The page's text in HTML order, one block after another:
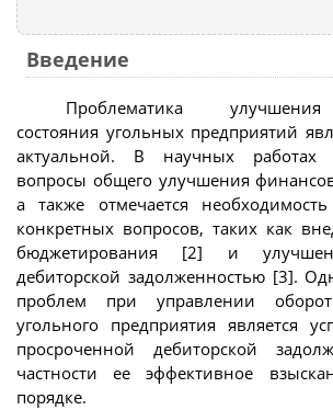
Введение
Проблематика
состояния угольных предприятий
актуальной. В научных работах
вопросы общего улучшения
а также отмечается
конкретных вопросов, таких как
бюджетирования [2] и
дебиторской задолженностью [3].
проблем при управлении
угольного предприятия является
просроченной дебиторской
частности ее эффективное
порядке.